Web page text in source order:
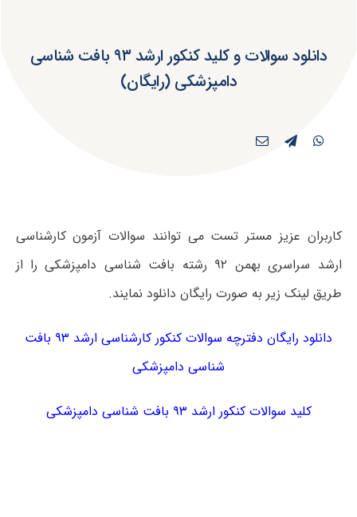
دانلود سوالات و کلید کنکور ارشد ۹۳ بافت شناسی
دامپزشکی (رایگان)
کاربران عزیز مستر تست می توانند سوالات آزمون کارشناسی
ارشد سراسری بهمن ۹۲ رشته بافت شناسی دامپزشکی را از
طریق لینک زیر به صورت رایگان دانلود نمایند.
دانلود رایگان دفترچه سوالات کنکور کارشناسی ارشد ۹۳ بافت
شناسی دامپزشکی
کلید سوالات کنکور ارشد ۹۳ بافت شناسی دامپزشکی